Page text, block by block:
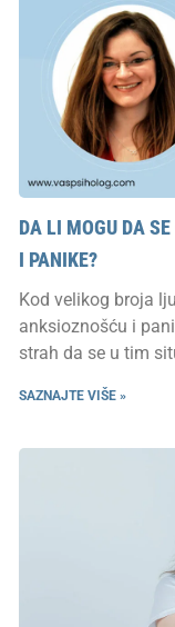
DA LI MOGU DA
I PANIKE?
Kod velikog broja
anksioznošću i
strah da se u tim
pomoć, da će se
SAZNAJTE VIŠE »